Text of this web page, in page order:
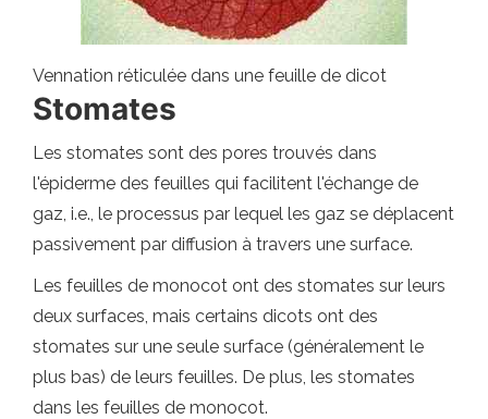
Vennation réticulée dans une feuille de dicot
Stomates
Les stomates sont des pores trouvés dans
l'épiderme des feuilles qui facilitent l'échange de
gaz, i.e., le processus par lequel les gaz se déplacent
passivement par diffusion à travers une surface.
Les feuilles de monocot ont des stomates sur leurs
deux surfaces, mais certains dicots ont des
stomates sur une seule surface (généralement le
plus bas) de leurs feuilles. De plus, les stomates
dans les feuilles de monocot.